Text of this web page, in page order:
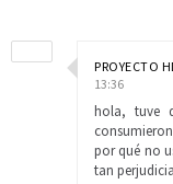
PROYECTO
13:36
hola, tuve
por qué no
tan